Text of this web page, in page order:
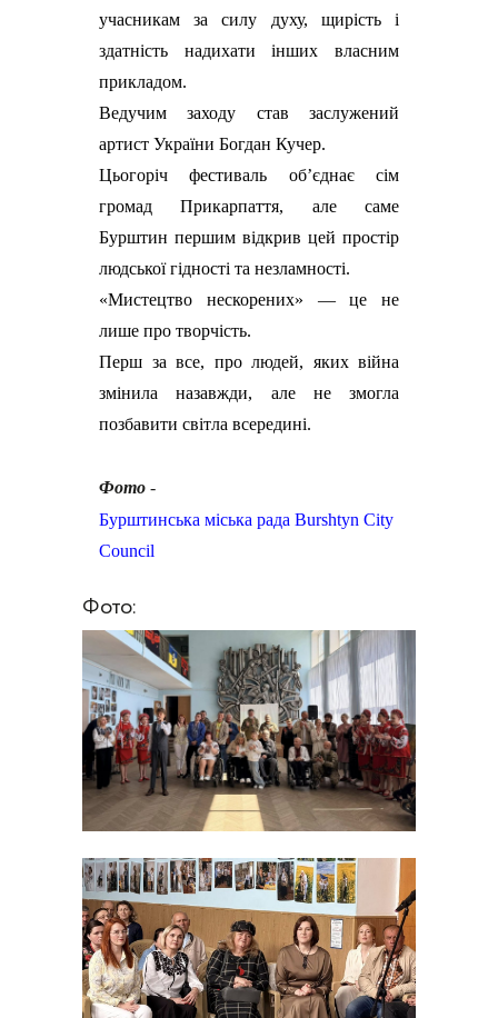
учасникам за силу духу, щирість і
здатність надихати інших власним
прикладом.
Ведучим заходу став заслужений
артист України Богдан Кучер.
Цьогоріч фестиваль об’єднає сім
громад Прикарпаття, але саме
Бурштин першим відкрив цей простір
людської гідності та незламності.
«Мистецтво нескорених» — це не
лише про творчість.
Перш за все, про людей, яких війна
змінила назавжди, але не змогла
позбавити світла всередині.
Фото -
Бурштинська міська рада Burshtyn City
Council
Фото: